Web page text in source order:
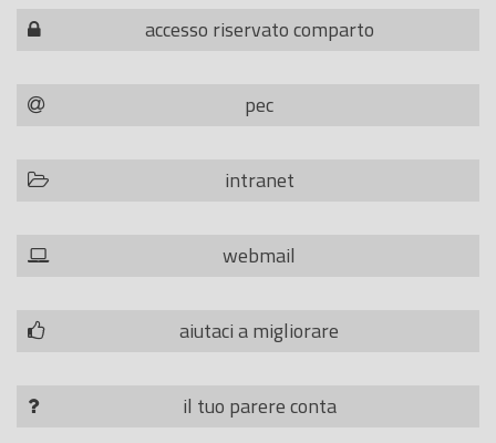
accesso riservato comparto
pec
intranet
webmail
aiutaci a migliorare
il tuo parere conta